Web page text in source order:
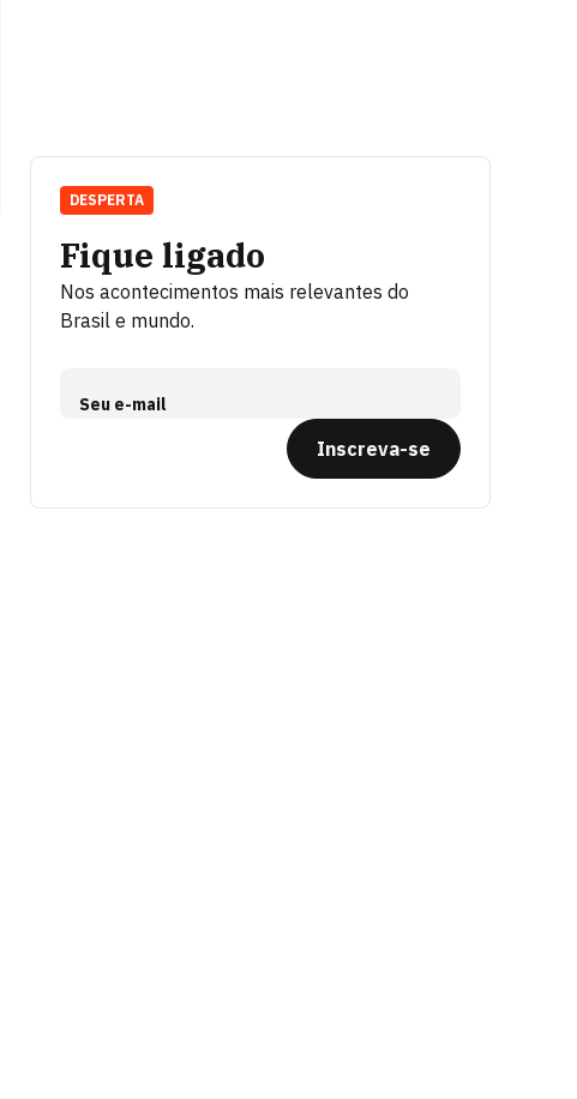
Fique ligado
Nos acontecimentos mais relevantes do
Brasil e mundo.
Seu e-mail
Inscreva-se
DESPERTA